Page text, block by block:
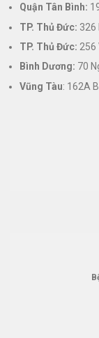
Quận Tân Bình:
TP. Thủ Đức: 326
TP. Thủ Đức: 256
Bình Dương: 70
Vũng Tàu: 162A